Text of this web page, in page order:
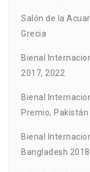
Salón de la
Grecia
Bienal
2017, 2022
Bienal
Premio, Pakistán
Bienal
Bangladesh 2018